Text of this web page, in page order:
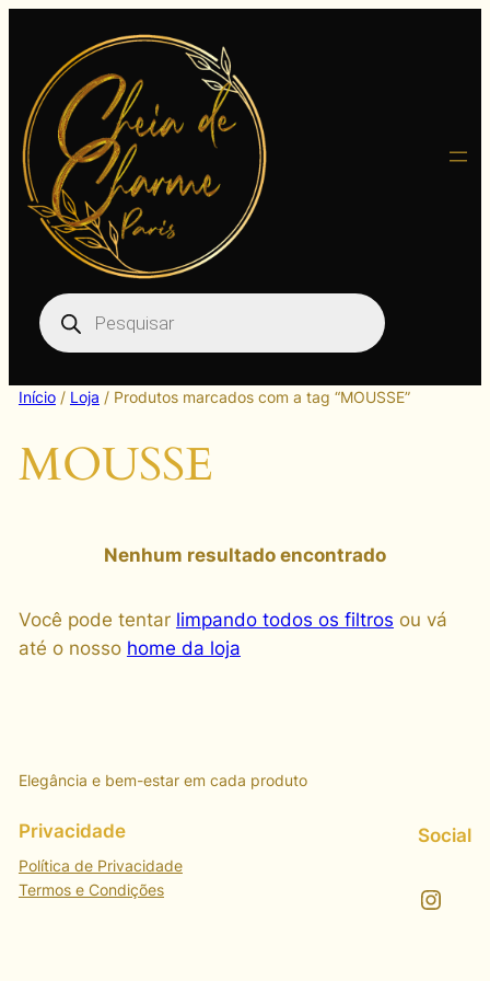
conteúdo
Pesquisar
produtos
Início/ Loja / Produtos marcados com a tag “MOUSSE”
MOUSSE
Nenhum resultado encontrado
Você pode tentar limpando todos os filtros ou vá
até o nosso home da loja
Elegância e bem-estar em cada produto
Privacidade
Política de Privacidade
Termos e Condições
Social
Instagram